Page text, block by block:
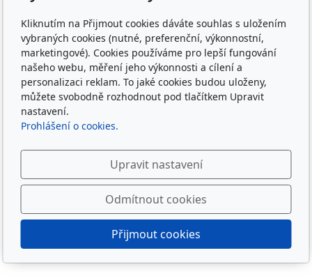
ZDE
Plemenná kniha
ON-LINE
Sledujte nás
Kliknutím na Přijmout cookies dáváte souhlas s uložením
vybraných cookies (nutné, preferenční, výkonnostní,
marketingové). Cookies používáme pro lepší fungování
našeho webu, měření jeho výkonnosti a cílení a
personalizaci reklam. To jaké cookies budou uloženy,
můžete svobodně rozhodnout pod tlačítkem Upravit
nastavení.
Prohlášení o cookies.
Upravit nastavení
Odmítnout cookies
Přijmout cookies